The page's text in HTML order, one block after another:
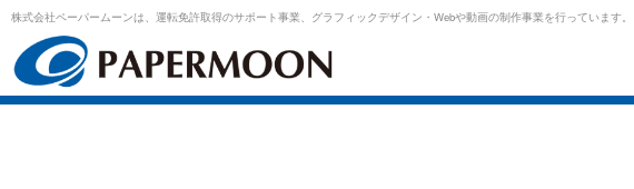
株式会社ペーパームーンは、運転免許取得のサポート事業、 グラフィックデザイン・Webや動画の制作事業を行っています。